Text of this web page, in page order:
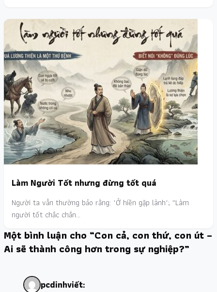
Làm Người Tốt nhưng đừng tốt quá
Người ta vẫn thường bảo rằng: "Ở hiền gặp lành"; ''Làm
người tốt chắc chắn…
Một bình luận cho “Con cả, con thứ, con út –
Ai sẽ thành công hơn trong sự nghiệp?”
pcdinhviết: